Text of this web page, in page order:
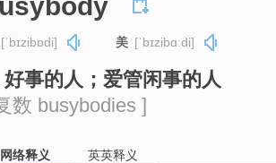
[ˈbɪzibɒdi] 美 [ˈbɪzibɑːdi]
好事的人；爱管闲事的人
数 busybodies ]
网络释义 英英释义